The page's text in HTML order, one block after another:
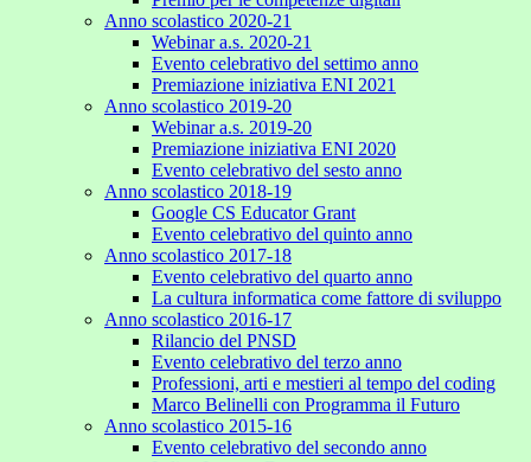
Anno scolastico 2020-21
Webinar a.s. 2020-21
Evento celebrativo del settimo anno
Premiazione iniziativa ENI 2021
Anno scolastico 2019-20
Webinar a.s. 2019-20
Premiazione iniziativa ENI 2020
Evento celebrativo del sesto anno
Anno scolastico 2018-19
Google CS Educator Grant
Evento celebrativo del quinto anno
Anno scolastico 2017-18
Evento celebrativo del quarto anno
La cultura informatica come fattore di sviluppo
Anno scolastico 2016-17
Rilancio del PNSD
Evento celebrativo del terzo anno
Professioni, arti e mestieri al tempo del coding
Marco Belinelli con Programma il Futuro
Anno scolastico 2015-16
Evento celebrativo del secondo anno